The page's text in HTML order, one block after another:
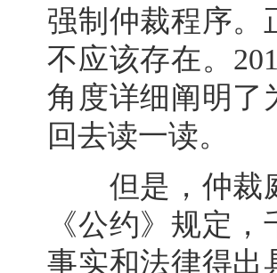
强制仲裁程序。
不应该存在。
角度详细阐明了
回去读一读。
但是，仲裁庭
《公约》规定
事实和法律得出